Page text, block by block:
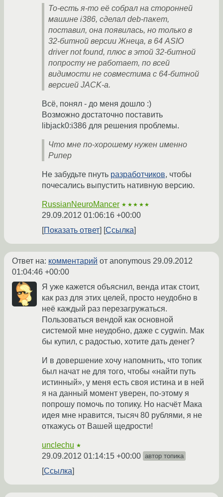
То-есть я-то её собрал на сторонней
машине i386, сделал deb-пакет,
поставил, она появилась, но только в
32-битной версии Жнеца, в 64 ASIO
driver not found, плюс в этой 32-битной
попросту не работает, по всей
видимости не совместима с 64-битной
версией JACK-а.
Всё, понял - до меня дошло :)
Возможно достаточно поставить
libjack0:i386 для решения проблемы.
Что мне по-хорошему нужен именно
Рипер
Не забудьте пнуть разработчиков, чтобы
почесались выпустить нативную версию.
RussianNeuroMancer ★★★★★
29.09.2012 01:06:16 +00:00
Показать ответ
Ссылка
Ответ на: комментарий от anonymous 29.09.2012
01:04:46 +00:00
Я уже кажется объяснил, венда итак стоит,
как раз для этих целей, просто неудобно в
неё каждый раз перезагружаться.
Пользоваться вендой как основной
системой мне неудобно, даже с cygwin. Мак
бы купил, с радостью, хотите дать денег?
И в довершение хочу напомнить, что топик
был начат не для того, чтобы «найти путь
истинный», у меня есть своя истина и в ней
я на данный момент уверен, по-этому я
попрошу помочь по топику. Но насчёт Мака
идея мне нравится, тысяч 80 рублями, я не
откажусь от Вашей щедрости!
unclechu ★
29.09.2012 01:14:15 +00:00 автор топика
Ссылка